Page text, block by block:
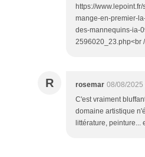
https://
mange-en-premier-
des-mannequins-ia-
2596020_23.php<br
R rosemar 08/08/2025
C'est vraiment
domaine artistique
littérature, peinture...